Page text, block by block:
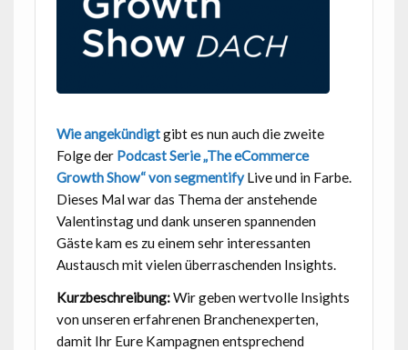
Wie angekündigtgibt es nun auch die zweite
Folge der Podcast Serie „The eCommerce
Growth Show“ von segmentifyLive und in Farbe.
Dieses Mal war das Thema der anstehende
Valentinstag und dank unseren spannenden
Gäste kam es zu einem sehr interessanten
Austausch mit vielen überraschenden Insights.
Kurzbeschreibung:Wir geben wertvolle Insights
von unseren erfahrenen Branchenexperten,
damit Ihr Eure Kampagnen entsprechend